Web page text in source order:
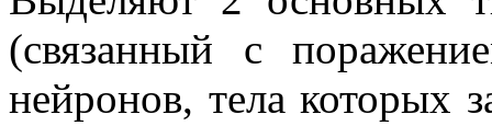
(связанный с
нейронов, тела которых